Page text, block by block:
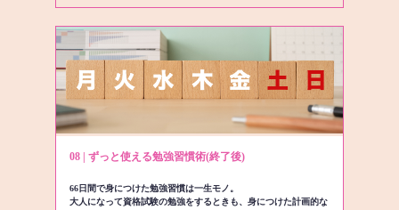
08 | ずっと使える勉強習慣術(終了後)
66日間で身につけた勉強習慣は一生モノ。
大人になって資格試験の勉強をするときも、身につけた計画的な